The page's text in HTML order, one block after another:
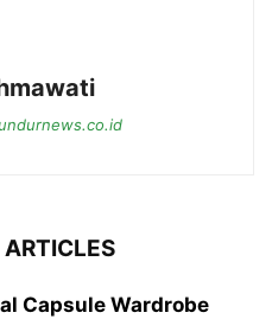
Capsule Wardrobe